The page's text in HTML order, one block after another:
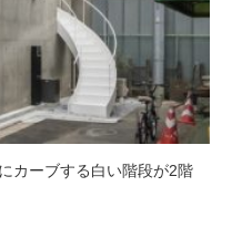
カーブする白い階段が2階